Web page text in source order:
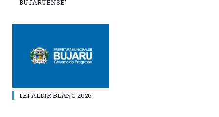
BUJARUENSE”
LEI ALDIR BLANC 2026